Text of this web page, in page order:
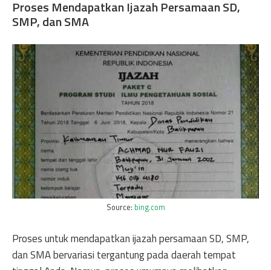
Proses Mendapatkan Ijazah Persamaan SD,
SMP, dan SMA
Source: bing.com
Proses untuk mendapatkan ijazah persamaan SD, SMP,
dan SMA bervariasi tergantung pada daerah tempat